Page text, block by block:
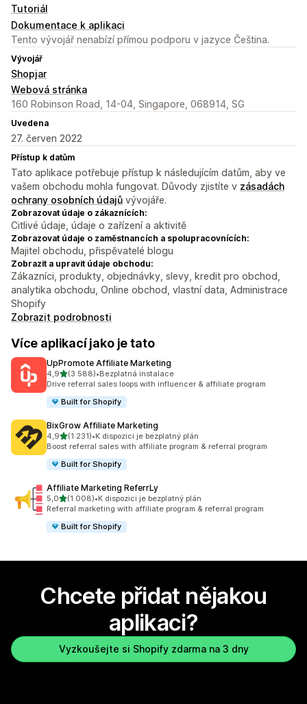
Tutoriál
Dokumentace k aplikaci
Tento vývojář nenabízí přímou podporu v jazyce Čeština.
Vývojář
Shopjar
Webová stránka
160 Robinson Road, 14-04, Singapore, 068914, SG
Uvedena
27. červen 2022
Přístup k datům
Tato aplikace potřebuje přístup k následujícím datům, aby ve
vašem obchodu mohla fungovat. Důvody zjistíte v zásadách
ochrany osobních údajů vývojáře.
Zobrazovat údaje o zákaznících:
Citlivé údaje, údaje o zařízení a aktivitě
Zobrazovat údaje o zaměstnancích a spolupracovnících:
Majitel obchodu, přispěvatelé blogu
Zobrazit a upravit údaje obchodu:
Zákazníci, produkty, objednávky, slevy, kredit pro obchod,
analytika obchodu, Online obchod, vlastní data, Administrace
Shopify
Zobrazit podrobnosti
Více aplikací jako je tato
UpPromote Affiliate Marketing
4,9z 5 hvězd
(3 588)
Celkový počet recenzí: 3588
•Bezplatná instalace
Drive referral sales loops with influencer & affiliate program
Built for Shopify
BixGrow Affiliate Marketing
4,9z 5 hvězd
(1 231)
Celkový počet recenzí: 1231
•K dispozici je bezplatný plán
Boost referral sales with affiliate program & referral program
Built for Shopify
Affiliate Marketing ReferrLy
5,0z 5 hvězd
(1 008)
Celkový počet recenzí: 1008
•K dispozici je bezplatný plán
Referral marketing with affiliate program & referral program
Built for Shopify
Chcete přidat nějakou
aplikaci?
Vyzkoušejte si Shopify zdarma na 3 dny